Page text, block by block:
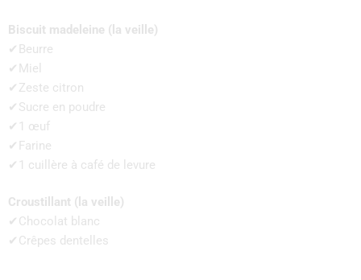
Biscuit madeleine (la veille)
✔Beurre
✔Miel
✔Zeste citron
✔Sucre en poudre
✔1 œuf
✔Farine
✔1 cuillère à café de levure
Croustillant (la veille)
✔Chocolat blanc
✔Crêpes dentelles